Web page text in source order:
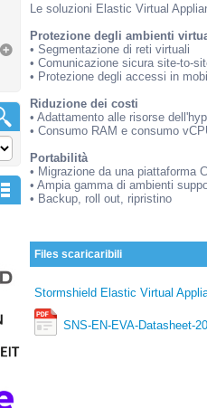
Le soluzioni Elastic Virtual
Protezione degli ambienti
• Segmentazione di reti virtuali
• Comunicazione sicura site-to-
• Protezione degli accessi in
Riduzione dei costi
• Adattamento alle risorse
• Consumo RAM e consumo
Portabilità
• Migrazione da una piattaforma
• Ampia gamma di ambienti
• Backup, roll out, ripristino
Files scaricaribili
Stormshield Elastic Virtual
SNS-EN-EVA-Datasheet-